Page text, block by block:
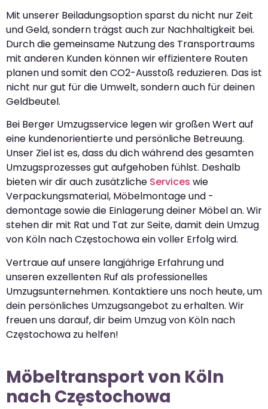
Mit unserer Beiladungsoption sparst du nicht nur Zeit
und Geld, sondern trägst auch zur Nachhaltigkeit bei.
Durch die gemeinsame Nutzung des Transportraums
mit anderen Kunden können wir effizientere Routen
planen und somit den CO2-Ausstoß reduzieren. Das ist
nicht nur gut für die Umwelt, sondern auch für deinen
Geldbeutel.
Bei Berger Umzugsservice legen wir großen Wert auf
eine kundenorientierte und persönliche Betreuung.
Unser Ziel ist es, dass du dich während des gesamten
Umzugsprozesses gut aufgehoben fühlst. Deshalb
bieten wir dir auch zusätzliche Services wie
Verpackungsmaterial, Möbelmontage und -
demontage sowie die Einlagerung deiner Möbel an. Wir
stehen dir mit Rat und Tat zur Seite, damit dein Umzug
von Köln nach Częstochowa ein voller Erfolg wird.
Vertraue auf unsere langjährige Erfahrung und
unseren exzellenten Ruf als professionelles
Umzugsunternehmen. Kontaktiere uns noch heute, um
dein persönliches Umzugsangebot zu erhalten. Wir
freuen uns darauf, dir beim Umzug von Köln nach
Częstochowa zu helfen!
Möbeltransport von Köln
nach Częstochowa